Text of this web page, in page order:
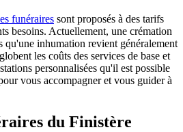
funéraires sont proposés à des tarifs
besoins. Actuellement, une crémation
qu'une inhumation revient généralement
les coûts des services de base et
personnalisées qu'il est possible
vous accompagner et vous guider à
du Finistère